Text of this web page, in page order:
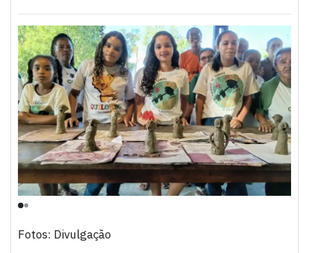
Fotos: Divulgação